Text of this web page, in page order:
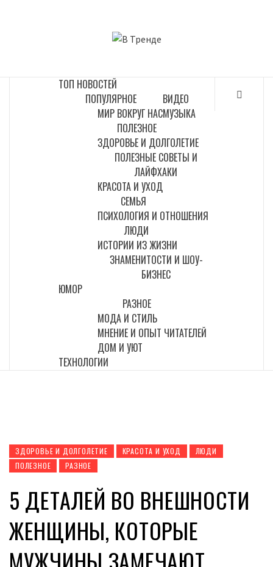
ТОП НОВОСТЕЙ
ПОПУЛЯРНОЕ
МИР ВОКРУГ НАС
ВИДЕО
МУЗЫКА
ПОЛЕЗНОЕ
ЗДОРОВЬЕ И ДОЛГОЛЕТИЕ
ПОЛЕЗНЫЕ СОВЕТЫ И
ЛАЙФХАКИ
КРАСОТА И УХОД
СЕМЬЯ
ПСИХОЛОГИЯ И ОТНОШЕНИЯ
ЛЮДИ
ИСТОРИИ ИЗ ЖИЗНИ
ЗНАМЕНИТОСТИ И ШОУ-
БИЗНЕС
ЮМОР
РАЗНОЕ
МОДА И СТИЛЬ
МНЕНИЕ И ОПЫТ ЧИТАТЕЛЕЙ
ДОМ И УЮТ
ТЕХНОЛОГИИ
ЗДОРОВЬЕ И ДОЛГОЛЕТИЕ КРАСОТА И УХОД
ЛЮДИ
ПОЛЕЗНОЕ
РАЗНОЕ
5 ДЕТАЛЕЙ ВО ВНЕШНОСТИ
ЖЕНЩИНЫ, КОТОРЫЕ